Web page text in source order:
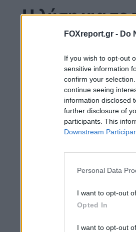
FOXreport.gr - Do
If you wish to opt-out
sensitive information
confirm your
continue seeing
information disclosed
further disclosure of
participants. This
Downstream
Personal Data
I want to opt-out
Opted In
I want to opt-out
Η λύση για το